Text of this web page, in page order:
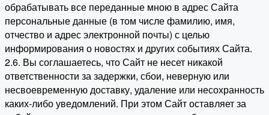
обрабатывать все переданные мною в адрес Сайта
персональные данные (в том числе фамилию, имя,
отчество и адрес электронной почты) с целью
информирования о новостях и других событиях Сайта.
2.6. Вы соглашаетесь, что Сайт не несет никакой
ответственности за задержки, сбои, неверную или
несвоевременную доставку, удаление или несохранность
каких-либо уведомлений. При этом Сайт оставляет за